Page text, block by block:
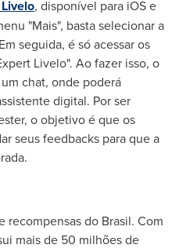
, disponível para iOS e
"Mais", basta selecionar a
seguida, é só acessar os
Livelo". Ao fazer isso, o
chat, onde poderá
digital. Por ser
o objetivo é que os
seus feedbacks para que a
recompensas do Brasil. Com
mais de 50 milhões de